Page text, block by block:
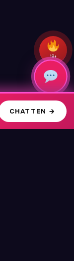
18+
CHATTEN →